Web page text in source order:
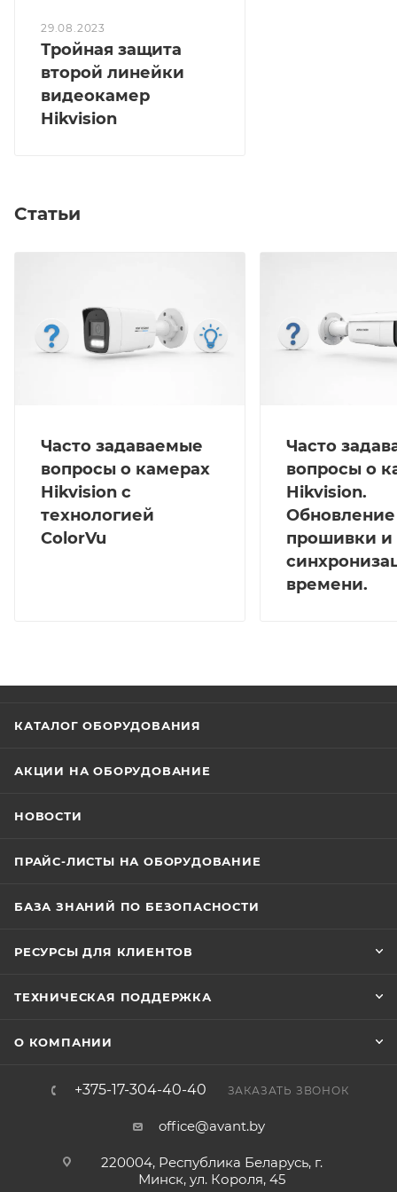
29.08.2023
Тройная защита
второй линейки
видеокамер
Hikvision
Статьи
Часто задаваемые
вопросы о камерах
Hikvision с
технологией
ColorVu
Часто
вопросы о
Hikvision.
Обновление
прошивки и
времени.
КАТАЛОГ ОБОРУДОВАНИЯ
АКЦИИ НА ОБОРУДОВАНИЕ
НОВОСТИ
ПРАЙС-ЛИСТЫ НА ОБОРУДОВАНИЕ
БАЗА ЗНАНИЙ ПО БЕЗОПАСНОСТИ
РЕСУРСЫ ДЛЯ КЛИЕНТОВ
ТЕХНИЧЕСКАЯ ПОДДЕРЖКА
О КОМПАНИИ
+375-17-304-40-40 ЗАКАЗАТЬ ЗВОНОК
office@avant.by
220004, Республика Беларусь, г.
Минск, ул. Короля, 45